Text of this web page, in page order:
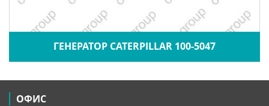
ГЕНЕРАТОР CATERPILLAR 100-5047
ОФИС